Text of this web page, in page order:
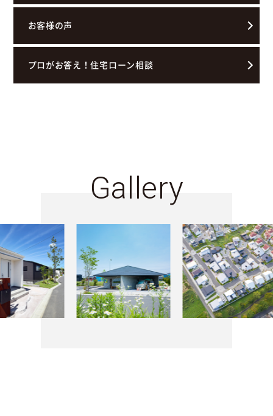
お客様の声
プロがお答え！住宅ローン相談
Gallery